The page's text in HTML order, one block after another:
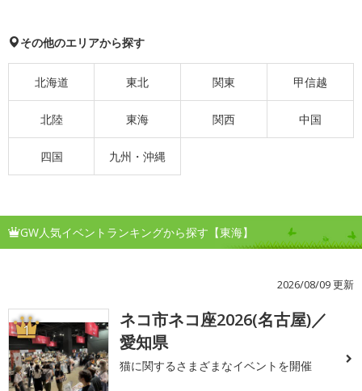
その他のエリアから探す
北海道 東北 関東 甲信越
北陸 東海 関西 中国
四国 九州・沖縄
GW人気イベントランキングから探す【東海】
2026/08/09 更新
1
ネコ市ネコ座2026(名古屋)／
愛知県
猫に関するさまざまなイベントを開催